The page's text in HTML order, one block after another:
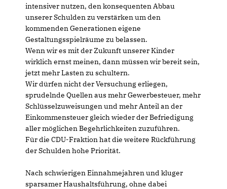
intensiver nutzen, den konsequenten Abbau
unserer Schulden zu verstärken um den
kommenden Generationen eigene
Gestaltungsspielräume zu belassen.
Wenn wir es mit der Zukunft unserer Kinder
wirklich ernst meinen, dann müssen wir bereit sein,
jetzt mehr Lasten zu schultern.
Wir dürfen nicht der Versuchung erliegen,
sprudelnde Quellen aus mehr Gewerbesteuer, mehr
Schlüsselzuweisungen und mehr Anteil an der
Einkommensteuer gleich wieder der Befriedigung
aller möglichen Begehrlichkeiten zuzuführen.
Für die CDU-Fraktion hat die weitere Rückführung
der Schulden hohe Priorität.
Nach schwierigen Einnahmejahren und kluger
sparsamer Haushaltsführung, ohne dabei